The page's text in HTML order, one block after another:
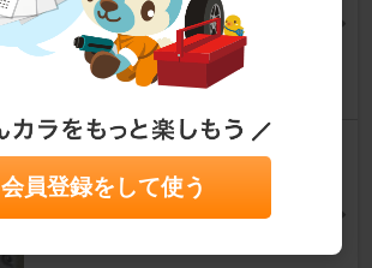
アリスト [16系]
甘鮭さん
24
アリスト [16系]
えまやんさん
会員登録をして使う